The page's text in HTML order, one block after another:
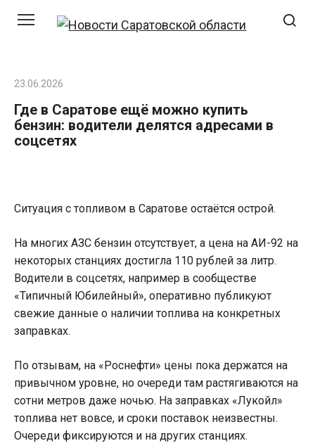
23.06.2026
Где в Саратове ещё можно купить
бензин: водители делятся адресами в
соцсетях
Ситуация с топливом в Саратове остаётся острой.
На многих АЗС бензин отсутствует, а цена на АИ-92 на
некоторых станциях достигла 110 рублей за литр.
Водители в соцсетях, например в сообществе
«Типичный Юбилейный», оперативно публикуют
свежие данные о наличии топлива на конкретных
заправках.
По отзывам, на «Роснефти» цены пока держатся на
привычном уровне, но очереди там растягиваются на
сотни метров даже ночью. На заправках «Лукойл»
топлива нет вовсе, и сроки поставок неизвестны.
Очереди фиксируются и на других станциях.